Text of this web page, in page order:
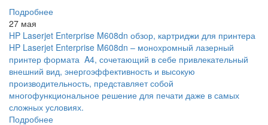
Подробнее
27 мая
HP Laserjet Enterprise M608dn обзор, картриджи для принтера
HP Laserjet Enterprise M608dn – монохромный лазерный
принтер формата A4, сочетающий в себе привлекательный
внешний вид, энергоэффективность и высокую
производительность, представляет собой
многофункциональное решение для печати даже в самых
сложных условиях.
Подробнее